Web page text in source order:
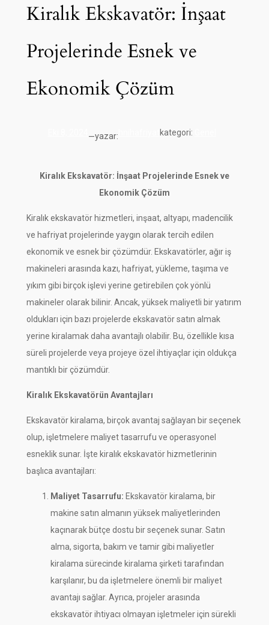
Kiralık Ekskavatör: İnşaat
Projelerinde Esnek ve
Ekonomik Çözüm
—yazar: kategori:
Kiralık Ekskavatör: İnşaat Projelerinde Esnek ve
Ekonomik Çözüm
Kiralık ekskavatör hizmetleri, inşaat, altyapı, madencilik
ve hafriyat projelerinde yaygın olarak tercih edilen
ekonomik ve esnek bir çözümdür. Ekskavatörler, ağır iş
makineleri arasında kazı, hafriyat, yükleme, taşıma ve
yıkım gibi birçok işlevi yerine getirebilen çok yönlü
makineler olarak bilinir. Ancak, yüksek maliyetli bir yatırım
oldukları için bazı projelerde ekskavatör satın almak
yerine kiralamak daha avantajlı olabilir. Bu, özellikle kısa
süreli projelerde veya projeye özel ihtiyaçlar için oldukça
mantıklı bir çözümdür.
Kiralık Ekskavatörün Avantajları
Ekskavatör kiralama, birçok avantaj sağlayan bir seçenek
olup, işletmelere maliyet tasarrufu ve operasyonel
esneklik sunar. İşte kiralık ekskavatör hizmetlerinin
başlıca avantajları:
Maliyet Tasarrufu: Ekskavatör kiralama, bir
makine satın almanın yüksek maliyetlerinden
kaçınarak bütçe dostu bir seçenek sunar. Satın
alma, sigorta, bakım ve tamir gibi maliyetler
kiralama sürecinde kiralama şirketi tarafından
karşılanır, bu da işletmelere önemli bir maliyet
avantajı sağlar. Ayrıca, projeler arasında
ekskavatör ihtiyacı olmayan işletmeler için sürekli